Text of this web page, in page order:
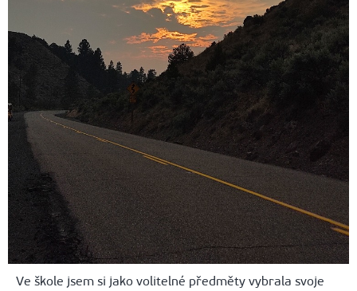
Ve škole jsem si jako volitelné předměty vybrala svoje